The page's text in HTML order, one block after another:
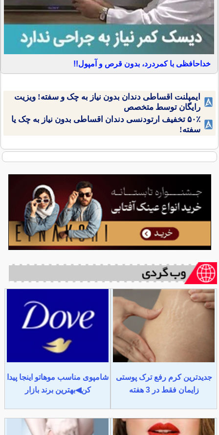
خداحافظی با کمردرد، بدون قرص و آمپول!!
ایمپلنت اقساطی دندان بدون نیاز به چک و سفته! ویزیت
رایگان توسط متخصص
۵۰٪ تخفیف ارتودنسی دندان اقساطی بدون نیاز به چک یا
سفته!
جدیدترین کرم رفع ترک پوستی
زایمان فقط در 3 هفته
شامپوی مناسب موهاتو اینجا پیدا
کن◀بهترین برند بازار